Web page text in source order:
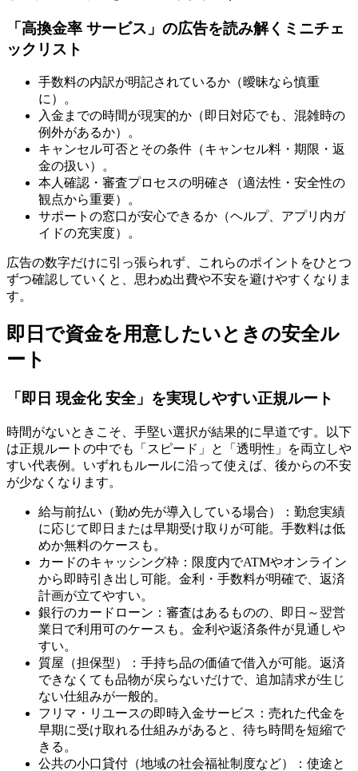
「高換金率 サービス」の広告を読み解くミニチェ
ックリスト
手数料の内訳が明記されているか（曖昧なら慎重
に）。
入金までの時間が現実的か（即日対応でも、混雑時の
例外があるか）。
キャンセル可否とその条件（キャンセル料・期限・返
金の扱い）。
本人確認・審査プロセスの明確さ（適法性・安全性の
観点から重要）。
サポートの窓口が安心できるか（ヘルプ、アプリ内ガ
イドの充実度）。
広告の数字だけに引っ張られず、これらのポイントをひとつ
ずつ確認していくと、思わぬ出費や不安を避けやすくなりま
す。
即日で資金を用意したいときの安全ル
ート
「即日 現金化 安全」を実現しやすい正規ルート
時間がないときこそ、手堅い選択が結果的に早道です。以下
は正規ルートの中でも「スピード」と「透明性」を両立しや
すい代表例。いずれもルールに沿って使えば、後からの不安
が少なくなります。
給与前払い（勤め先が導入している場合）：勤怠実績
に応じて即日または早期受け取りが可能。手数料は低
めか無料のケースも。
カードのキャッシング枠：限度内でATMやオンライン
から即時引き出し可能。金利・手数料が明確で、返済
計画が立てやすい。
銀行のカードローン：審査はあるものの、即日～翌営
業日で利用可のケースも。金利や返済条件が見通しや
すい。
質屋（担保型）：手持ち品の価値で借入が可能。返済
できなくても品物が戻らないだけで、追加請求が生じ
ない仕組みが一般的。
フリマ・リユースの即時入金サービス：売れた代金を
早期に受け取れる仕組みがあると、待ち時間を短縮で
きる。
公共の小口貸付（地域の社会福祉制度など）：使途と